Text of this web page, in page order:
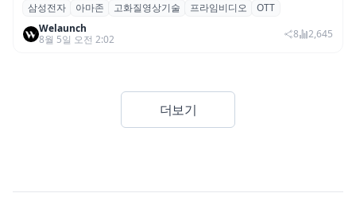
삼성전자·아마존, 프라임 비디오에 ‘HDR10+
어드밴스드’ 적용
삼성전자 아마존 고화질영상기술 프라임비디오
OTT
Welaunch
8월 5일 오전 2:02
8 2,645
더보기